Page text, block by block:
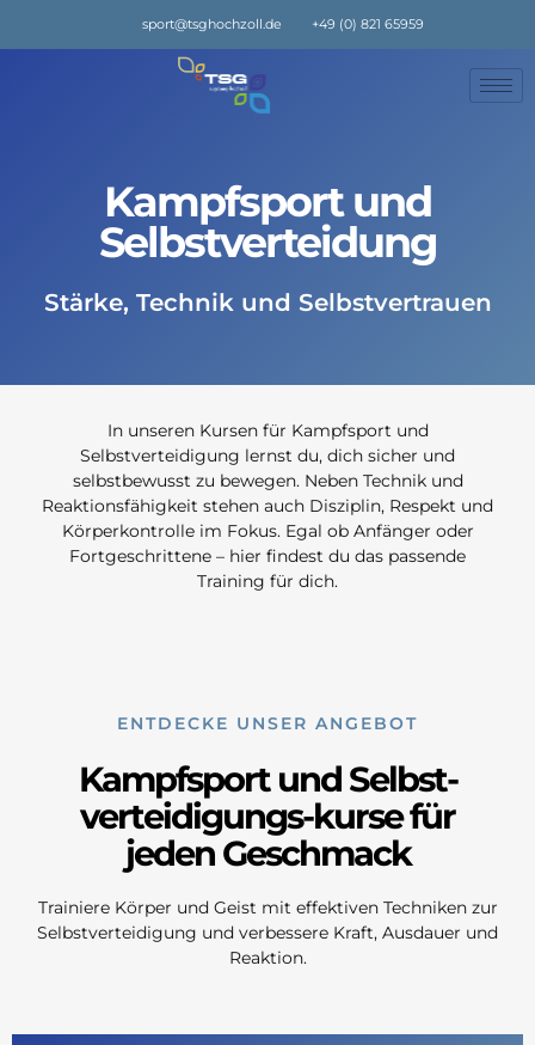
sport@tsghochzoll.de +49 (0) 821 65959
Kampfsport und
Selbstverteidung
Stärke, Technik und Selbstvertrauen
In unseren Kursen für Kampfsport und
Selbstverteidigung lernst du, dich sicher und
selbstbewusst zu bewegen. Neben Technik und
Reaktionsfähigkeit stehen auch Disziplin, Respekt und
Körperkontrolle im Fokus. Egal ob Anfänger oder
Fortgeschrittene – hier findest du das passende
Training für dich.
ENTDECKE UNSER ANGEBOT
Kampfsport und Selbst-
verteidigungs-kurse für
jeden Geschmack
Trainiere Körper und Geist mit effektiven Techniken zur
Selbstverteidigung und verbessere Kraft, Ausdauer und
Reaktion.